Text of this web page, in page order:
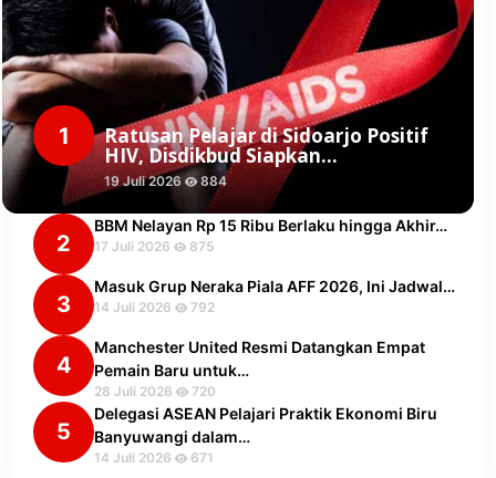
1 Ratusan Pelajar di Sidoarjo Positif
HIV, Disdikbud Siapkan…
19 Juli 2026 884
2
BBM Nelayan Rp 15 Ribu Berlaku hingga Akhir…
17 Juli 2026 875
3
Masuk Grup Neraka Piala AFF 2026, Ini Jadwal…
14 Juli 2026 792
4
Manchester United Resmi Datangkan Empat
Pemain Baru untuk…
28 Juli 2026 720
5
Delegasi ASEAN Pelajari Praktik Ekonomi Biru
Banyuwangi dalam…
14 Juli 2026 671